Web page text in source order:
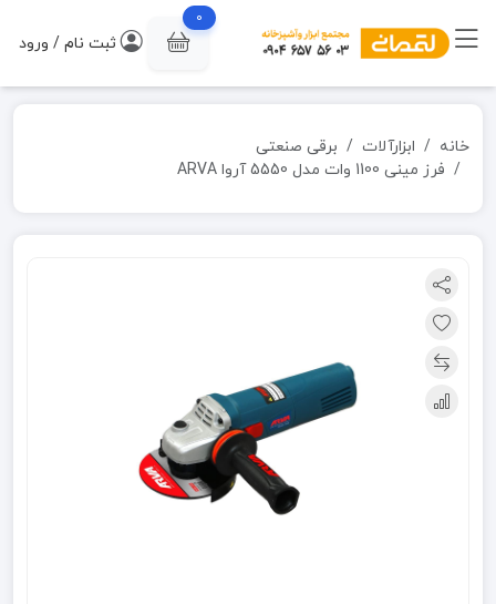
0
ثبت نام / ورود
خانه ابزارآلات
برقی صنعتی
فرز مینی 1100 وات مدل 5550 آروا ARVA